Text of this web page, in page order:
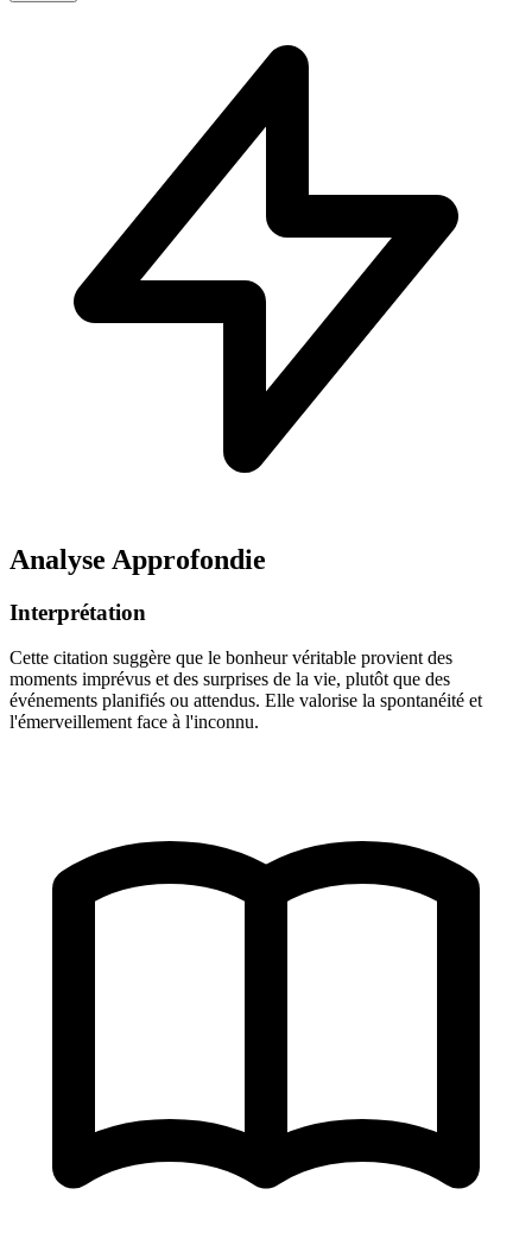
Analyse Approfondie
Interprétation
Cette citation suggère que le bonheur véritable provient des
moments imprévus et des surprises de la vie, plutôt que des
événements planifiés ou attendus. Elle valorise la spontanéité et
l'émerveillement face à l'inconnu.